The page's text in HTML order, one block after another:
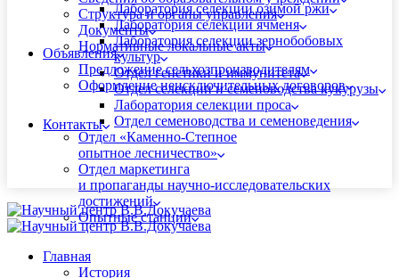
Лаборатория селекции озимой ржи
Лаборатория селекции ячменя
Лаборатория селекции зернобобовых
культур
Отдел генетики и иммунитета
Отдел селекции и семеноводства кукурузы
Лаборатория селекции проса
Отдел семеноводства и семеноведения
Отдел «Каменно-Степное
опытное лесничество»
Отдел маркетинга
и пропаганды научно-исследовательских
достижений
Опытные станции
Структура и органы управления
Документы
Нормативные локальные акты
Объявления
Предложение сельхозпроизводителям
Оформление неисключительных договоров
Контакты
Главная
История